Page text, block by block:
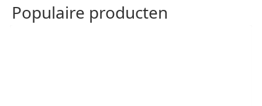
Populaire producten